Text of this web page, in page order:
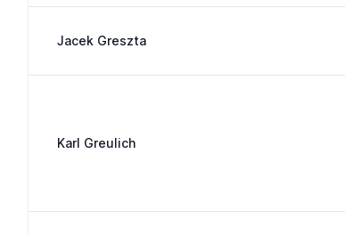
Jacek Greszta
Karl Greulich